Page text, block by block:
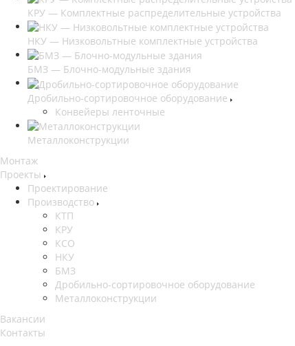
КРУ — Комплектные распределительные устройства
НКУ — Низковольтные комплектные устройства
БМЗ — Блочно-модульные здания
Дробильно-сортировочное оборудование
Конвейеры ленточные
Металлоконструкции
Монтаж
Проекты
Проектирование
Производство
КТП
КРУ
КСО
НКУ
БМЗ
Дробильно-сортировочное оборудование
Металлоконструкции
Вакансии
Контакты